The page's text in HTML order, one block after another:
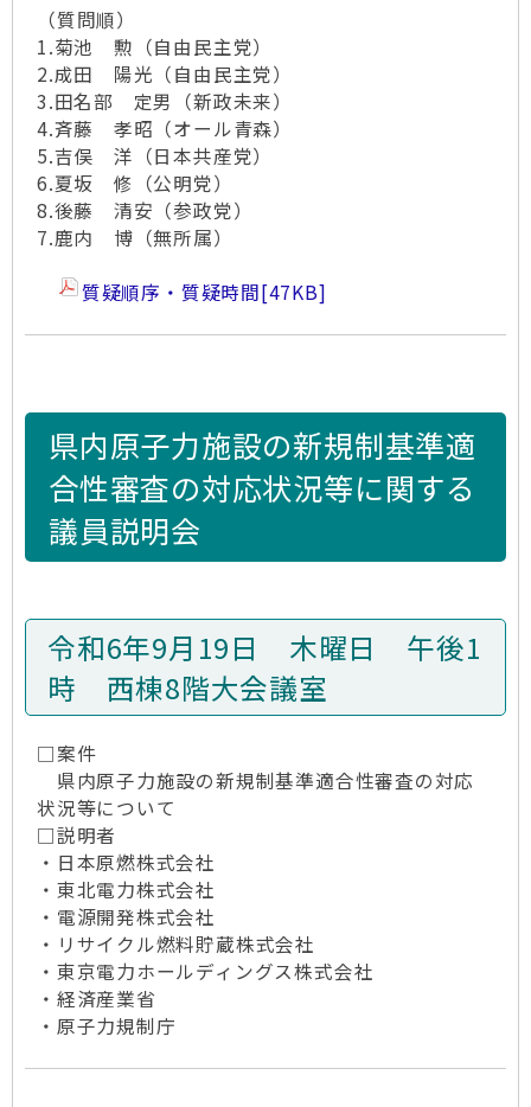
（質問順）
1.菊池 勲（自由民主党）
2.成田 陽光（自由民主党）
3.田名部 定男（新政未来）
4.斉藤 孝昭（オール青森）
5.吉俣 洋（日本共産党）
6.夏坂 修（公明党）
8.後藤 清安（参政党）
7.鹿内 博（無所属）
質疑順序・質疑時間[47KB]
県内原子力施設の新規制基準適
合性審査の対応状況等に関する
議員説明会
令和6年9月19日 木曜日 午後1
時 西棟8階大会議室
□案件
県内原子力施設の新規制基準適合性審査の対応
状況等について
□説明者
・日本原燃株式会社
・東北電力株式会社
・電源開発株式会社
・リサイクル燃料貯蔵株式会社
・東京電力ホールディングス株式会社
・経済産業省
・原子力規制庁